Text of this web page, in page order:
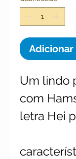
Um lindo
com
letra Hei